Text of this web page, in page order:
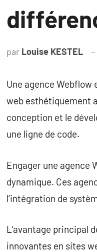
par Louise KESTEL
Une agence
web esthétiquement
conception et le
une ligne de code.
Engager une agence
dynamique. Ces
l’intégration de
L’avantage principal
innovantes en sites